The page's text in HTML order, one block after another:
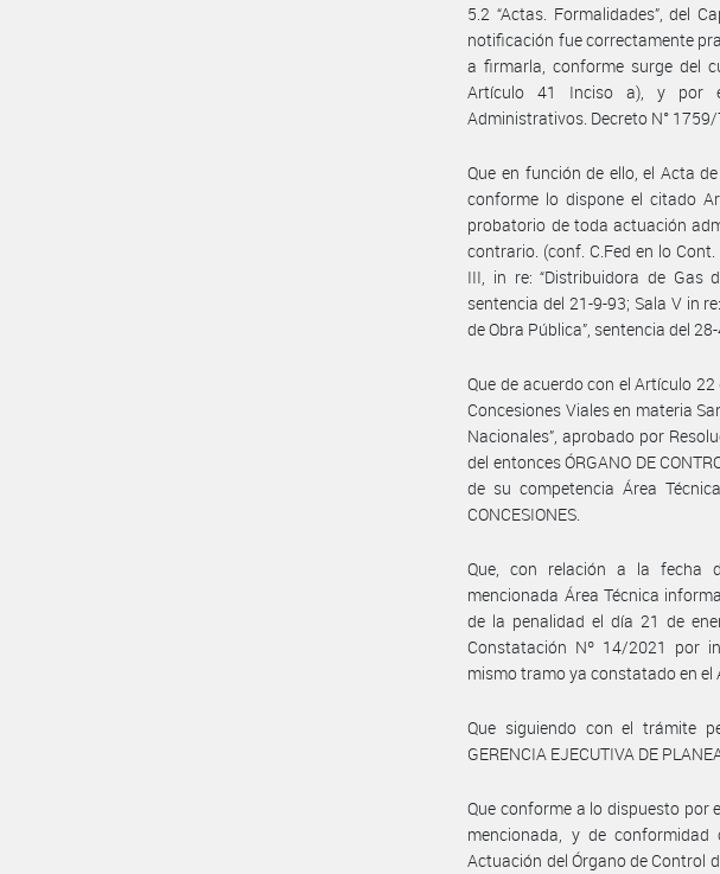
5.2 “Actas. Formalidades”, del
notificación fue correctamente
a firmarla, conforme surge del
Artículo 41 Inciso a), y por
Administrativos. Decreto N° 1759/
Que en función de ello, el Acta
conforme lo dispone el citado
probatorio de toda actuación
contrario. (conf. C.Fed en lo Cont.
III, in re: “Distribuidora de Gas
sentencia del 21-9-93; Sala V in
de Obra Pública”, sentencia del
Que de acuerdo con el Artículo
Concesiones Viales en materia
Nacionales”, aprobado por
del entonces ÓRGANO DE
de su competencia Área
CONCESIONES.
Que, con relación a la fecha
mencionada Área Técnica
de la penalidad el día 21 de
Constatación Nº 14/2021 por
mismo tramo ya constatado en
Que siguiendo con el trámite
GERENCIA EJECUTIVA DE
Que conforme a lo dispuesto por
mencionada, y de
Actuación del Órgano de Control